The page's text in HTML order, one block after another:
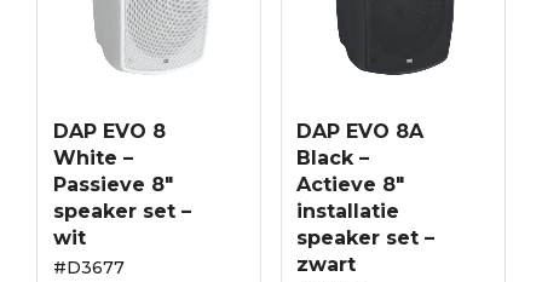
DAP EVO 8
White –
Passieve 8″
speaker set –
wit
#D3677
DAP EVO 8A
Black –
Actieve 8″
installatie
speaker set –
zwart